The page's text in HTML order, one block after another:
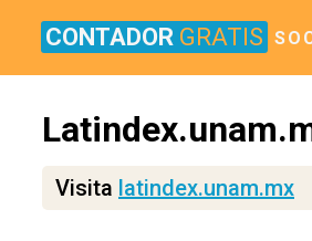
CONTADOR GRATIS
Visita latindex.unam.mx